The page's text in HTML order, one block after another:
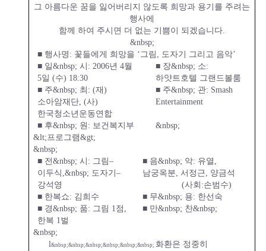
그 아름다운 꿈을 잃어버리지 않도록 희망과 용기를 주려는
행사에
함께 하여 주시면 더 없는 기쁨이 되겠습니다.
&nbsp;
■행사명 : 꽃들에게 희망을 ‘그림 , 도자기 그리고 음악’
■ 일&nbsp; 시 : 2006년 4월
5일 (수) 18:30
■ 장&nbsp; 소:
하얏트호텔 그랜드볼룸
■ 주&nbsp; 최 : (재 )
소아암재단, (사)
한국청소년운동연합
■ 주&nbsp; 관: Smash
Entertainment
■ 후&nbsp; 원 : 보건복지부
&nbsp;
&lt;프로그램&gt;
&nbsp;
■ 전&nbsp; 시 : 그림–
이 두식 ,&nbsp; 도자기 –
강석영
■ 음&nbsp; 악: 유열 ,
남궁옥분, 서정근, 양금석
(사회 :손범수)
■ 한복쇼: 김희수 ■ 무&nbsp; 용: 한선숙
■ 경&nbsp; 품: 그림 1점 ,
한복 1벌
■ 만&nbsp; 찬&nbsp;
&nbsp;
l&nbsp;&nbsp;&nbsp;&nbsp;&nbsp;&nbsp;화환은 정중히